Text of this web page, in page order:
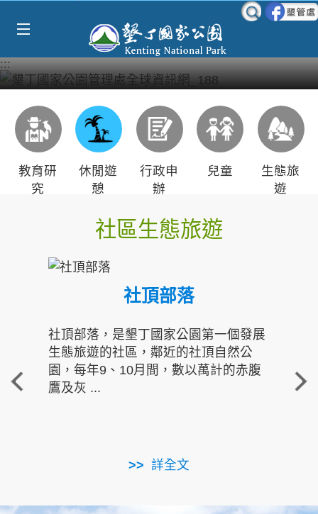
:::
教育研
究
休閒遊
憩
行政申
辦
兒童
生態旅
遊
社區生態旅遊
社頂部落
社頂部落，是墾丁國家公園第一個發展
生態旅遊的社區，鄰近的社頂自然公
園，每年9、10月間，數以萬計的赤腹
鷹及灰 ...
詳全文
重
走進